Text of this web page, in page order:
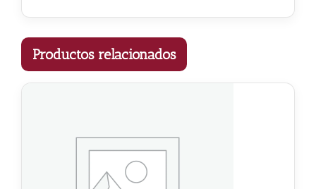
Productos relacionados